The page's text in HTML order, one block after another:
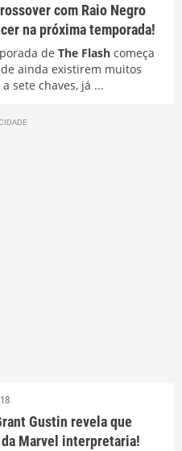
com Raio Negro
na próxima temporada!
de The Flash começa
ainda existirem muitos
sete chaves, já ...
Gustin revela que
Marvel interpretaria!